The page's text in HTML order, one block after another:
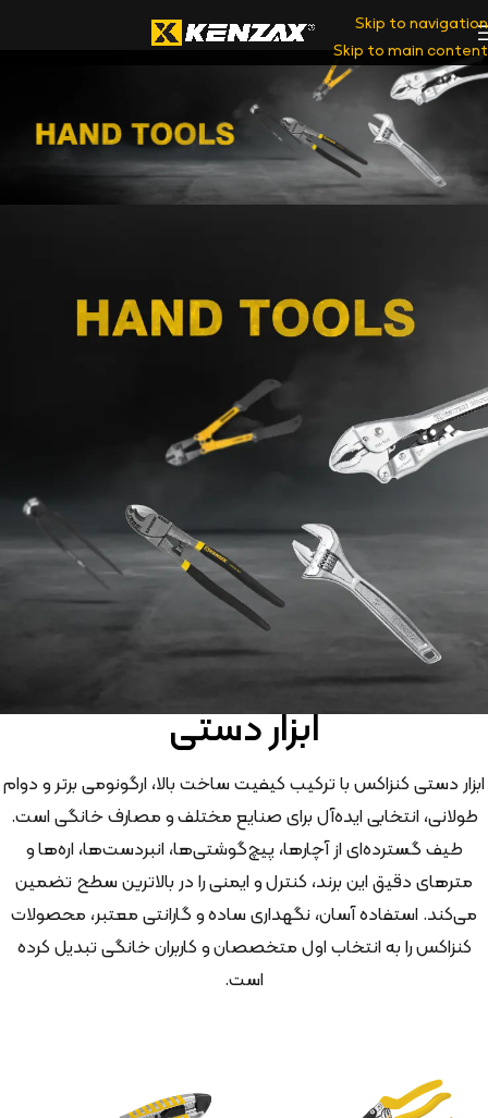
Skip to navigation
Skip to main content
ابزار دستی
ابزار دستی کنزاکس با ترکیب کیفیت ساخت بالا، ارگونومی برتر و دوام
طولانی، انتخابی ایده‌آل برای صنایع مختلف و مصارف خانگی است.
طیف گسترده‌ای از آچارها، پیچ‌گوشتی‌ها، انبردست‌ها، اره‌ها و
مترهای دقیق این برند، کنترل و ایمنی را در بالاترین سطح تضمین
می‌کند. استفاده آسان، نگهداری ساده و گارانتی معتبر، محصولات
کنزاکس را به انتخاب اول متخصصان و کاربران خانگی تبدیل کرده
است.